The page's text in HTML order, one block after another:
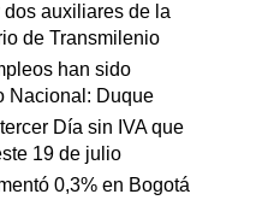
auxiliares de la
de Transmilenio
han sido
Nacional: Duque
Día sin IVA que
19 de julio
0,3% en Bogotá